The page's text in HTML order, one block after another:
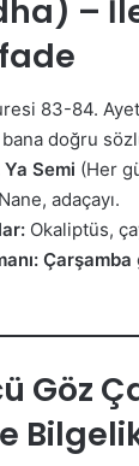
–
83-84.
bana doğru
Semi (Her
Nane, adaçayı.
Okaliptüs,
Çarşamba
Göz